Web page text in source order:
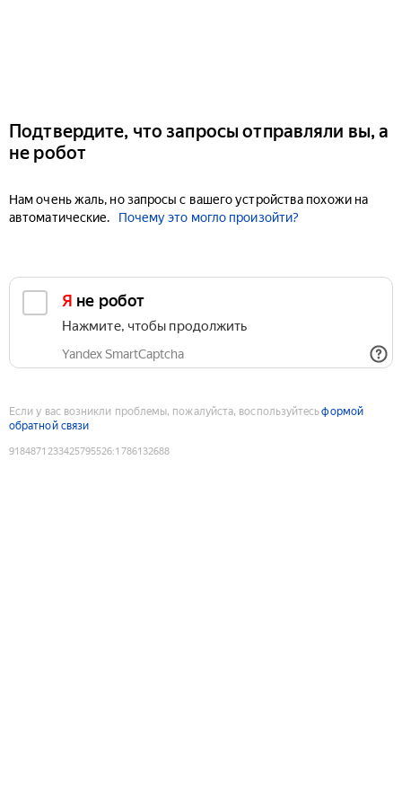
Подтвердите, что запросы отправляли вы, а
не робот
Нам очень жаль, но запросы с вашего устройства похожи на
автоматические.
Почему это могло произойти?
Я не робот
Нажмите, чтобы продолжить
Yandex SmartCaptcha
Если у вас возникли проблемы, пожалуйста, воспользуйтесьформой
обратной связи
9184871233425795526:1786132688